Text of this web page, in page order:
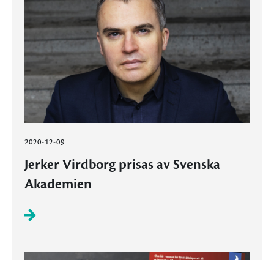
2020-12-09
Jerker Virdborg prisas av Svenska
Akademien